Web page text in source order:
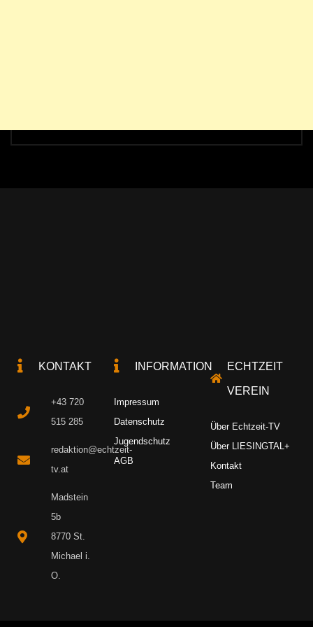
KONTAKT
+43 720
515 285
redaktion@echtzeit-
tv.at
Madstein
5b
8770 St.
Michael i.
O.
INFORMATION
Impressum
Datenschutz
Jugendschutz
AGB
ECHTZEIT
VEREIN
Über Echtzeit-TV
Über LIESINGTAL+
Kontakt
Team